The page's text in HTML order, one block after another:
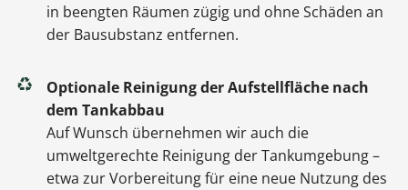
in beengten Räumen zügig und ohne Schäden an
der Bausubstanz entfernen.
Optionale Reinigung der Aufstellfläche nach
dem Tankabbau
Auf Wunsch übernehmen wir auch die
umweltgerechte Reinigung der Tankumgebung –
etwa zur Vorbereitung für eine neue Nutzung des